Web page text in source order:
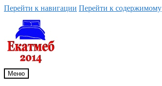
Перейти к навигации Перейти к содержимому
Меню